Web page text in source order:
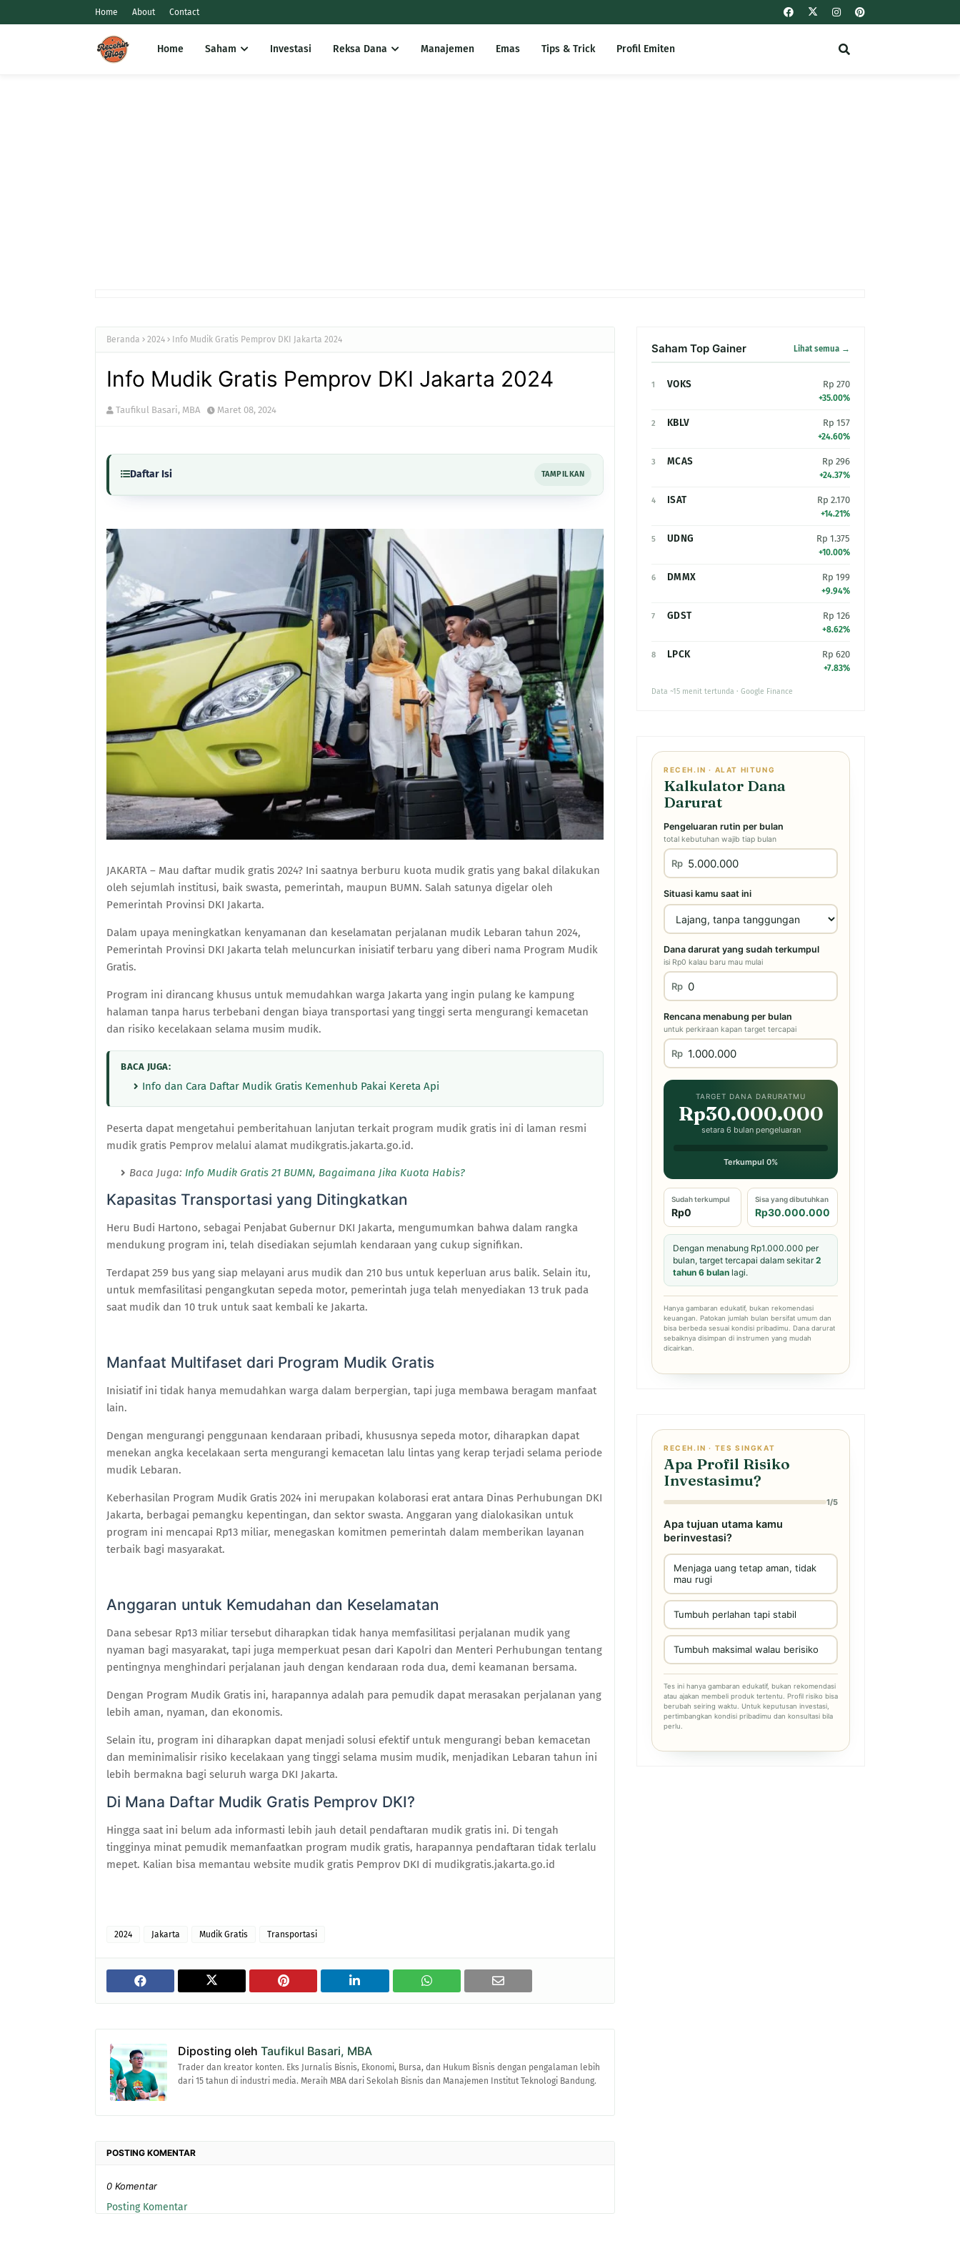
Home About Contact
Home Saham Investasi Reksa Dana Manajemen Emas Tips & Trick Profil Emiten
Beranda 2024 Info Mudik Gratis Pemprov DKI Jakarta 2024
Info Mudik Gratis Pemprov DKI Jakarta 2024
Taufikul Basari, MBA Maret 08, 2024
Daftar Isi TAMPILKAN
JAKARTA – Mau daftar mudik gratis 2024? Ini saatnya berburu kuota mudik gratis yang bakal dilakukan
oleh sejumlah institusi, baik swasta, pemerintah, maupun BUMN. Salah satunya digelar oleh
Pemerintah Provinsi DKI Jakarta.
Dalam upaya meningkatkan kenyamanan dan keselamatan perjalanan mudik Lebaran tahun 2024,
Pemerintah Provinsi DKI Jakarta telah meluncurkan inisiatif terbaru yang diberi nama Program Mudik
Gratis.
Program ini dirancang khusus untuk memudahkan warga Jakarta yang ingin pulang ke kampung
halaman tanpa harus terbebani dengan biaya transportasi yang tinggi serta mengurangi kemacetan
dan risiko kecelakaan selama musim mudik.
BACA JUGA:
Info dan Cara Daftar Mudik Gratis Kemenhub Pakai Kereta Api
Peserta dapat mengetahui pemberitahuan lanjutan terkait program mudik gratis ini di laman resmi
mudik gratis Pemprov melalui alamat mudikgratis.jakarta.go.id.
Baca Juga: Info Mudik Gratis 21 BUMN, Bagaimana Jika Kuota Habis?
Kapasitas Transportasi yang Ditingkatkan
Heru Budi Hartono, sebagai Penjabat Gubernur DKI Jakarta, mengumumkan bahwa dalam rangka
mendukung program ini, telah disediakan sejumlah kendaraan yang cukup signifikan.
Terdapat 259 bus yang siap melayani arus mudik dan 210 bus untuk keperluan arus balik. Selain itu,
untuk memfasilitasi pengangkutan sepeda motor, pemerintah juga telah menyediakan 13 truk pada
saat mudik dan 10 truk untuk saat kembali ke Jakarta.
Manfaat Multifaset dari Program Mudik Gratis
Inisiatif ini tidak hanya memudahkan warga dalam berpergian, tapi juga membawa beragam manfaat
lain.
Dengan mengurangi penggunaan kendaraan pribadi, khususnya sepeda motor, diharapkan dapat
menekan angka kecelakaan serta mengurangi kemacetan lalu lintas yang kerap terjadi selama periode
mudik Lebaran.
Keberhasilan Program Mudik Gratis 2024 ini merupakan kolaborasi erat antara Dinas Perhubungan DKI
Jakarta, berbagai pemangku kepentingan, dan sektor swasta. Anggaran yang dialokasikan untuk
program ini mencapai Rp13 miliar, menegaskan komitmen pemerintah dalam memberikan layanan
terbaik bagi masyarakat.
Anggaran untuk Kemudahan dan Keselamatan
Dana sebesar Rp13 miliar tersebut diharapkan tidak hanya memfasilitasi perjalanan mudik yang
nyaman bagi masyarakat, tapi juga memperkuat pesan dari Kapolri dan Menteri Perhubungan tentang
pentingnya menghindari perjalanan jauh dengan kendaraan roda dua, demi keamanan bersama.
Dengan Program Mudik Gratis ini, harapannya adalah para pemudik dapat merasakan perjalanan yang
lebih aman, nyaman, dan ekonomis.
Selain itu, program ini diharapkan dapat menjadi solusi efektif untuk mengurangi beban kemacetan
dan meminimalisir risiko kecelakaan yang tinggi selama musim mudik, menjadikan Lebaran tahun ini
lebih bermakna bagi seluruh warga DKI Jakarta.
Di Mana Daftar Mudik Gratis Pemprov DKI?
Hingga saat ini belum ada informasti lebih jauh detail pendaftaran mudik gratis ini. Di tengah
tingginya minat pemudik memanfaatkan program mudik gratis, harapannya pendaftaran tidak terlalu
mepet. Kalian bisa memantau website mudik gratis Pemprov DKI di mudikgratis.jakarta.go.id
2024 Jakarta Mudik Gratis Transportasi
Diposting oleh Taufikul Basari, MBA
Trader dan kreator konten. Eks Jurnalis Bisnis, Ekonomi, Bursa, dan Hukum Bisnis dengan pengalaman lebih
dari 15 tahun di industri media. Meraih MBA dari Sekolah Bisnis dan Manajemen Institut Teknologi Bandung.
POSTING KOMENTAR
0 Komentar
Posting Komentar
Saham Top Gainer Lihat semua →
1 VOKS Rp 270
+35.00%
2 KBLV Rp 157
+24.60%
3 MCAS Rp 296
+24.37%
4 ISAT Rp 2.170
+14.21%
5 UDNG Rp 1.375
+10.00%
6 DMMX Rp 199
+9.94%
7 GDST Rp 126
+8.62%
8 LPCK Rp 620
+7.83%
Data ~15 menit tertunda · Google Finance
RECEH.IN · ALAT HITUNG
Kalkulator Dana
Darurat
Pengeluaran rutin per bulan
total kebutuhan wajib tiap bulan
Rp
Situasi kamu saat ini
Dana darurat yang sudah terkumpul
isi Rp0 kalau baru mau mulai
Rp
Rencana menabung per bulan
untuk perkiraan kapan target tercapai
Rp
TARGET DANA DARURATMU
Rp30.000.000
setara 6 bulan pengeluaran
Terkumpul 0%
Sudah terkumpul
Rp0
Sisa yang dibutuhkan
Rp30.000.000
Dengan menabung Rp1.000.000 per
bulan, target tercapai dalam sekitar2
tahun 6 bulan lagi.
Hanya gambaran edukatif, bukan rekomendasi
keuangan. Patokan jumlah bulan bersifat umum dan
bisa berbeda sesuai kondisi pribadimu. Dana darurat
sebaiknya disimpan di instrumen yang mudah
dicairkan.
RECEH.IN · TES SINGKAT
Apa Profil Risiko
Investasimu?
1/5
Apa tujuan utama kamu
berinvestasi?
Menjaga uang tetap aman, tidak
mau rugi
Tumbuh perlahan tapi stabil
Tumbuh maksimal walau berisiko
Tes ini hanya gambaran edukatif, bukan rekomendasi
atau ajakan membeli produk tertentu. Profil risiko bisa
berubah seiring waktu. Untuk keputusan investasi,
pertimbangkan kondisi pribadimu dan konsultasi bila
perlu.